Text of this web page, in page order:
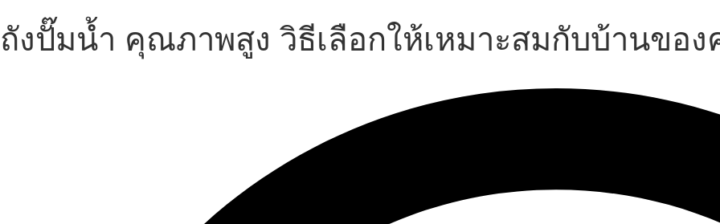
ถังปั๊มน้ำ คุณภาพสูง วิธีเลือกให้เหมาะสมกับบ้านขอ